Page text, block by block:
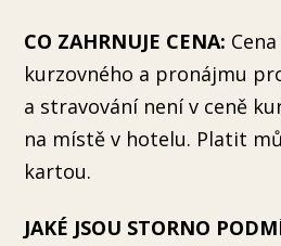
CO ZAHRNUJE CENA:
kurzovného a pronájmu
a stravování není v ceně
na místě v hotelu. Platit
kartou.
JAKÉ JSOU STORNO